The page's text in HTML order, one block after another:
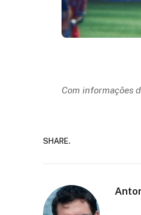
Com informações
SHARE.